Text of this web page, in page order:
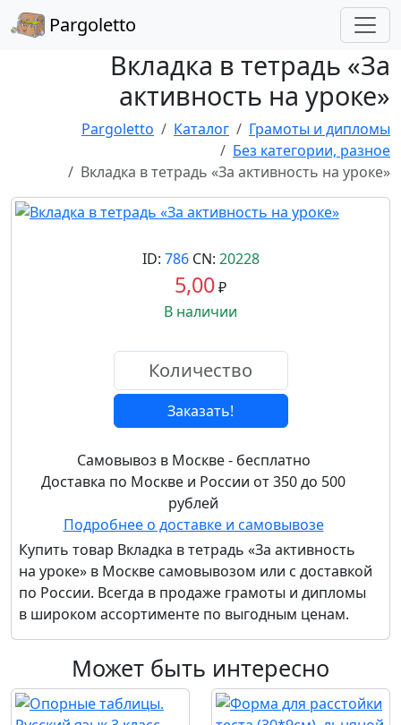
Pargoletto
Вкладка в тетрадь «За
активность на уроке»
Pargoletto Каталог
Грамоты и дипломы
Без категории, разное
Вкладка в тетрадь «За активность на уроке»
ID: 786CN: 20228
5,00₽
В наличии
Заказать!
Самовывоз в Москве - бесплатно
Доставка по Москве и России от 350 до 500
рублей
Подробнее о доставке и самовывозе
Купить товар Вкладка в тетрадь «За активность
на уроке» в Москве самовывозом или с доставкой
по России. Всегда в продаже грамоты и дипломы
в широком ассортименте по выгодным ценам.
Может быть интересно